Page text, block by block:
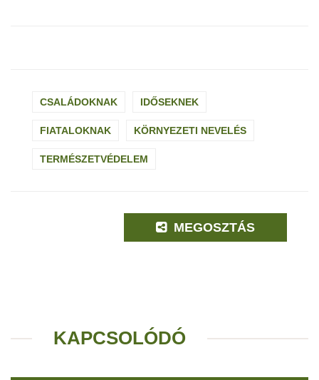
CSALÁDOKNAK IDŐSEKNEK
FIATALOKNAK KÖRNYEZETI NEVELÉS
TERMÉSZETVÉDELEM
MEGOSZTÁS
KAPCSOLÓDÓ